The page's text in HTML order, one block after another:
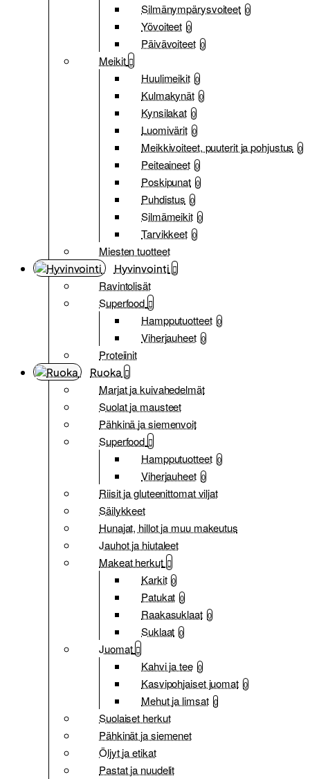
Silmänympärysvoiteet 0
Yövoiteet 0
Päivävoiteet 0
Meikit
Huulimeikit 0
Kulmakynät 0
Kynsilakat 0
Luomivärit 0
Meikkivoiteet, puuterit ja pohjustus 0
Peiteaineet 0
Poskipunat 0
Puhdistus 0
Silmämeikit 0
Tarvikkeet 0
Miesten tuotteet
Hyvinvointi
Ravintolisät
Superfood
Hampputuotteet 0
Viherjauheet 0
Proteiinit
Ruoka
Marjat ja kuivahedelmät
Suolat ja mausteet
Pähkinä ja siemenvoit
Superfood
Hampputuotteet 0
Viherjauheet 0
Riisit ja gluteenittomat viljat
Säilykkeet
Hunajat, hillot ja muu makeutus
Jauhot ja hiutaleet
Makeat herkut
Karkit 0
Patukat 0
Raakasuklaat 0
Suklaat 0
Juomat
Kahvi ja tee 0
Kasvipohjaiset juomat 0
Mehut ja limsat 0
Suolaiset herkut
Pähkinät ja siemenet
Öljyt ja etikat
Pastat ja nuudelit